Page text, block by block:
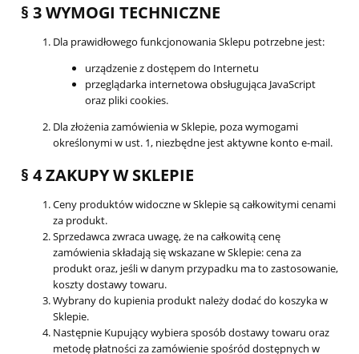
§ 3 WYMOGI TECHNICZNE
Dla prawidłowego funkcjonowania Sklepu potrzebne jest:
urządzenie z dostępem do Internetu
przeglądarka internetowa obsługująca JavaScript
oraz pliki cookies.
Dla złożenia zamówienia w Sklepie, poza wymogami
określonymi w ust. 1, niezbędne jest aktywne konto e-mail.
§ 4 ZAKUPY W SKLEPIE
Ceny produktów widoczne w Sklepie są całkowitymi cenami
za produkt.
Sprzedawca zwraca uwagę, że na całkowitą cenę
zamówienia składają się wskazane w Sklepie: cena za
produkt oraz, jeśli w danym przypadku ma to zastosowanie,
koszty dostawy towaru.
Wybrany do kupienia produkt należy dodać do koszyka w
Sklepie.
Następnie Kupujący wybiera sposób dostawy towaru oraz
metodę płatności za zamówienie spośród dostępnych w